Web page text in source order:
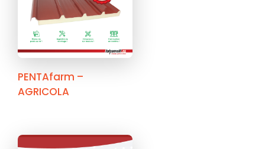
PENTAfarm –
AGRICOLA